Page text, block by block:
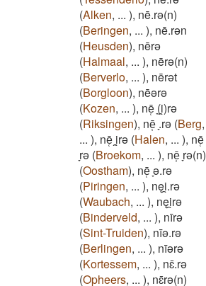
(Alken, ... ), nē.rǝ(n)
(Beringen, ... ), nē.rǝn
(Heusden), nērǝ
(Halmaal, ... ), nērǝ(n)
(Berverlo, ... ), nērǝt
(Borgloon), nēǝrǝ
(Kozen, ... ), nē̜ ̞(i̯)rǝ
(Riksingen), nē̜ ̞.rǝ (Berg,
... ), nē̜ ̞i̯rǝ (Halen, ... ), nē̜
̞rǝ (Broekom, ... ), nē̜ ̞rǝ(n)
(Oostham), nē̜ ̞ǝ.rǝ
(Piringen, ... ), nęi̯.rǝ
(Waubach, ... ), nęi̯rǝ
(Binderveld, ... ), nīrǝ
(Sint-Truiden), nīǝ.rǝ
(Berlingen, ... ), nīǝrǝ
(Kortessem, ... ), nɛ̄.rǝ
(Opheers, ... ), nɛ̄rǝ(n)